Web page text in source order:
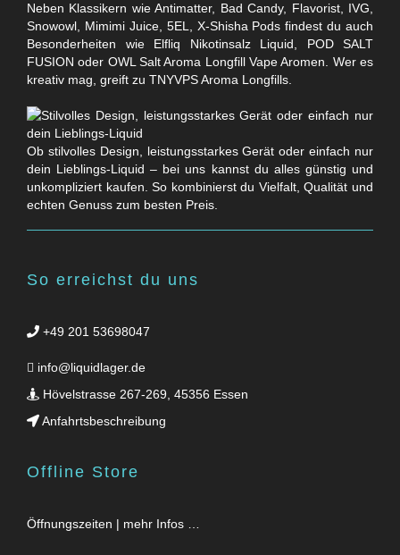
Neben Klassikern wie Antimatter, Bad Candy, Flavorist, IVG,
Snowowl, Mimimi Juice, 5EL, X-Shisha Pods findest du auch
Besonderheiten wie Elfliq Nikotinsalz Liquid, POD SALT
FUSION oder OWL Salt Aroma Longfill Vape Aromen. Wer es
kreativ mag, greift zu TNYVPS Aroma Longfills.
Ob stilvolles Design, leistungsstarkes Gerät oder einfach nur
dein Lieblings-Liquid – bei uns kannst du alles günstig und
unkompliziert kaufen. So kombinierst du Vielfalt, Qualität und
echten Genuss zum besten Preis.
So erreichst du uns
+49 201 53698047
info@liquidlager.de
Hövelstrasse 267-269, 45356 Essen
Anfahrtsbeschreibung
Offline Store
Öffnungszeiten | mehr Infos …